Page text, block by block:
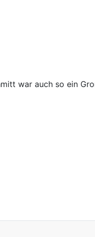
war auch so ein